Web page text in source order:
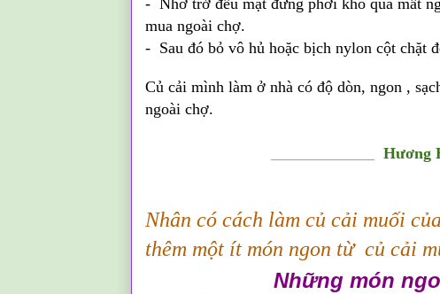
- Nhớ trở đều mặt đừng phơi khô quá mất
mua ngoài chợ.
- Sau đó bỏ vô hủ hoặc bịch nylon cột chặt
Củ cải mình làm ở nhà có độ dòn, ngon ,
ngoài chợ.
Hương
Nhân có cách làm củ cải muối
thêm một ít món ngon từ củ cải
Những món